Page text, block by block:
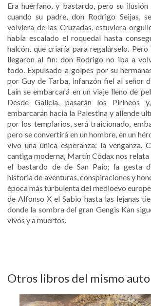
Era huérfano, y bastardo, pero su
cuando su padre, don Rodrigo Seijas,
volviera de las Cruzadas, estuviera
había escalado el roquedal hasta
halcón, que criaría para regalárselo. Pero
llegaron al fin: don Rodrigo no iba a
todo. Expulsado a golpes por su
por Guy de Tarba, infanzón fiel al señor
Laín se embarcará en un viaje lleno de
Desde Galicia, pasarán los Pirineos
embarcarán hacia la Palestina y allende
por los templarios, será traicionado,
pero se convertirá en un hombre, en un
vivo una única esperanza: la venganza.
cantiga moderna, Martín Códax nos relata
el bastardo de de San Paio; la gesta
historia de aventuras, conspiraciones y
época más turbulenta del medioevo
de Alfonso X el Sabio hasta las lejanas
donde la sombra del gran Gengis Kan
vivos y a muertos.
Otros libros del mismo